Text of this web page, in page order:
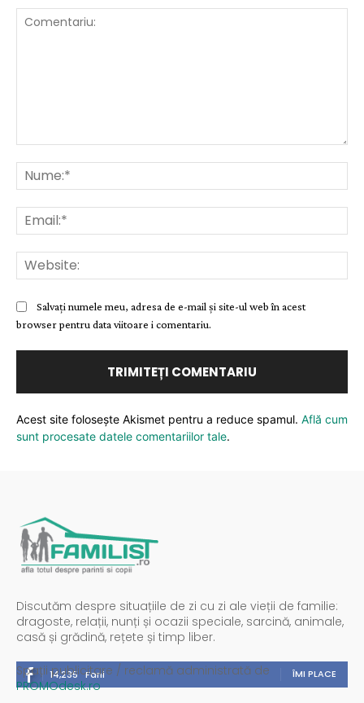
Salvați numele meu, adresa de e-mail și site-ul web în acest
browser pentru data viitoare i comentariu.
Acest site folosește Akismet pentru a reduce spamul. Află cum
sunt procesate datele comentariilor tale.
Discutăm despre situațiile de zi cu zi ale vieții de familie:
dragoste, relații, nunți și ocazii speciale, sarcină, animale,
casă și grădină, rețete și timp liber.
14,235 Fani ÎMI PLACE
Spații publicitare / reclamă administrată de
PROMOdesk.ro